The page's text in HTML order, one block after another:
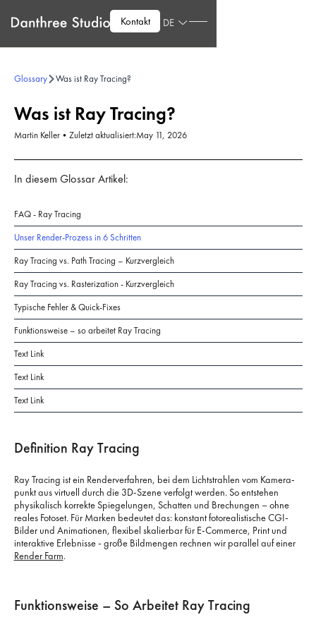
Kontakt DE
Glossary Was ist Ray Tracing?
Was ist Ray Tracing?
Martin Keller• Zuletzt aktualisiert:May 11, 2026
In diesem Glossar Artikel:
FAQ - Ray Tracing
Unser Render-Prozess in 6 Schritten
Ray Tracing vs. Path Tracing – Kurzvergleich
Ray Tracing vs. Rasterization - Kurzvergleich
Typische Fehler & Quick-Fixes
Funktionsweise – so arbeitet Ray Tracing
Text Link
Text Link
Text Link
Definition Ray Tracing
Ray Tracing ist ein Renderverfahren, bei dem Lichtstrahlen vom Kamera­
punkt aus virtuell durch die 3D-Szene verfolgt werden. So entstehen
physikalisch korrekte Spiegelungen, Schatten und Brechungen – ohne
reales Fotoset. Für Marken bedeutet das: konstant fotorealistische CGI-
Bilder und Animationen, flexibel skalierbar für E-Commerce, Print und
interaktive Erlebnisse - große Bildmengen rechnen wir parallel auf einer
Render Farm.
Funktionsweise – So Arbeitet Ray Tracing